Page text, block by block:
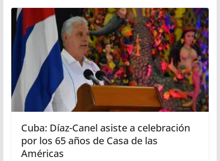
Cuba: Díaz-Canel asiste a celebración
por los 65 años de Casa de las
Américas